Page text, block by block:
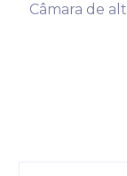
Câmara de